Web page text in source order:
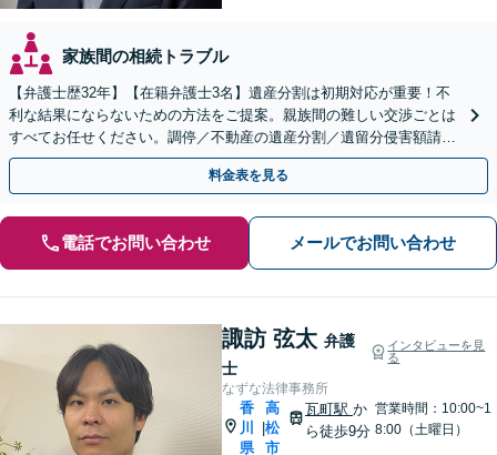
家族間の相続トラブル
【弁護士歴32年】【在籍弁護士3名】遺産分割は初期対応が重要！不
利な結果にならないための方法をご提案。親族間の難しい交渉ごとは
すべてお任せください。調停／不動産の遺産分割／遺留分侵害額請求
／相続放棄／遺言書の作成など【高松駅徒歩8分】
料金表を見る
電話でお問い合わせ メールでお問い合わせ
諏訪 弦太 弁護
士
インタビューを見
る
なずな法律事務所
香
川
県
高
松
市
瓦町駅 か
ら徒歩9分
営業時間：10:00~1
8:00（土曜日）